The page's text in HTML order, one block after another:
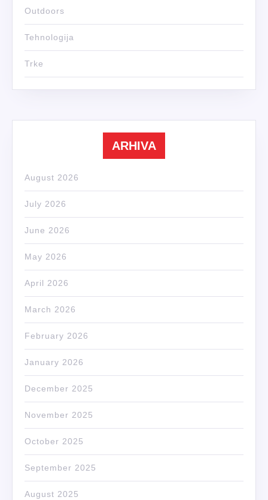
Outdoors
Tehnologija
Trke
ARHIVA
August 2026
July 2026
June 2026
May 2026
April 2026
March 2026
February 2026
January 2026
December 2025
November 2025
October 2025
September 2025
August 2025